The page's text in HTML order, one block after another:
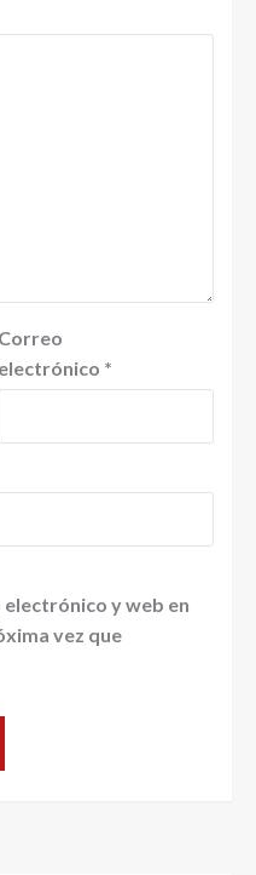
Correo
electrónico *
y web en
vez que